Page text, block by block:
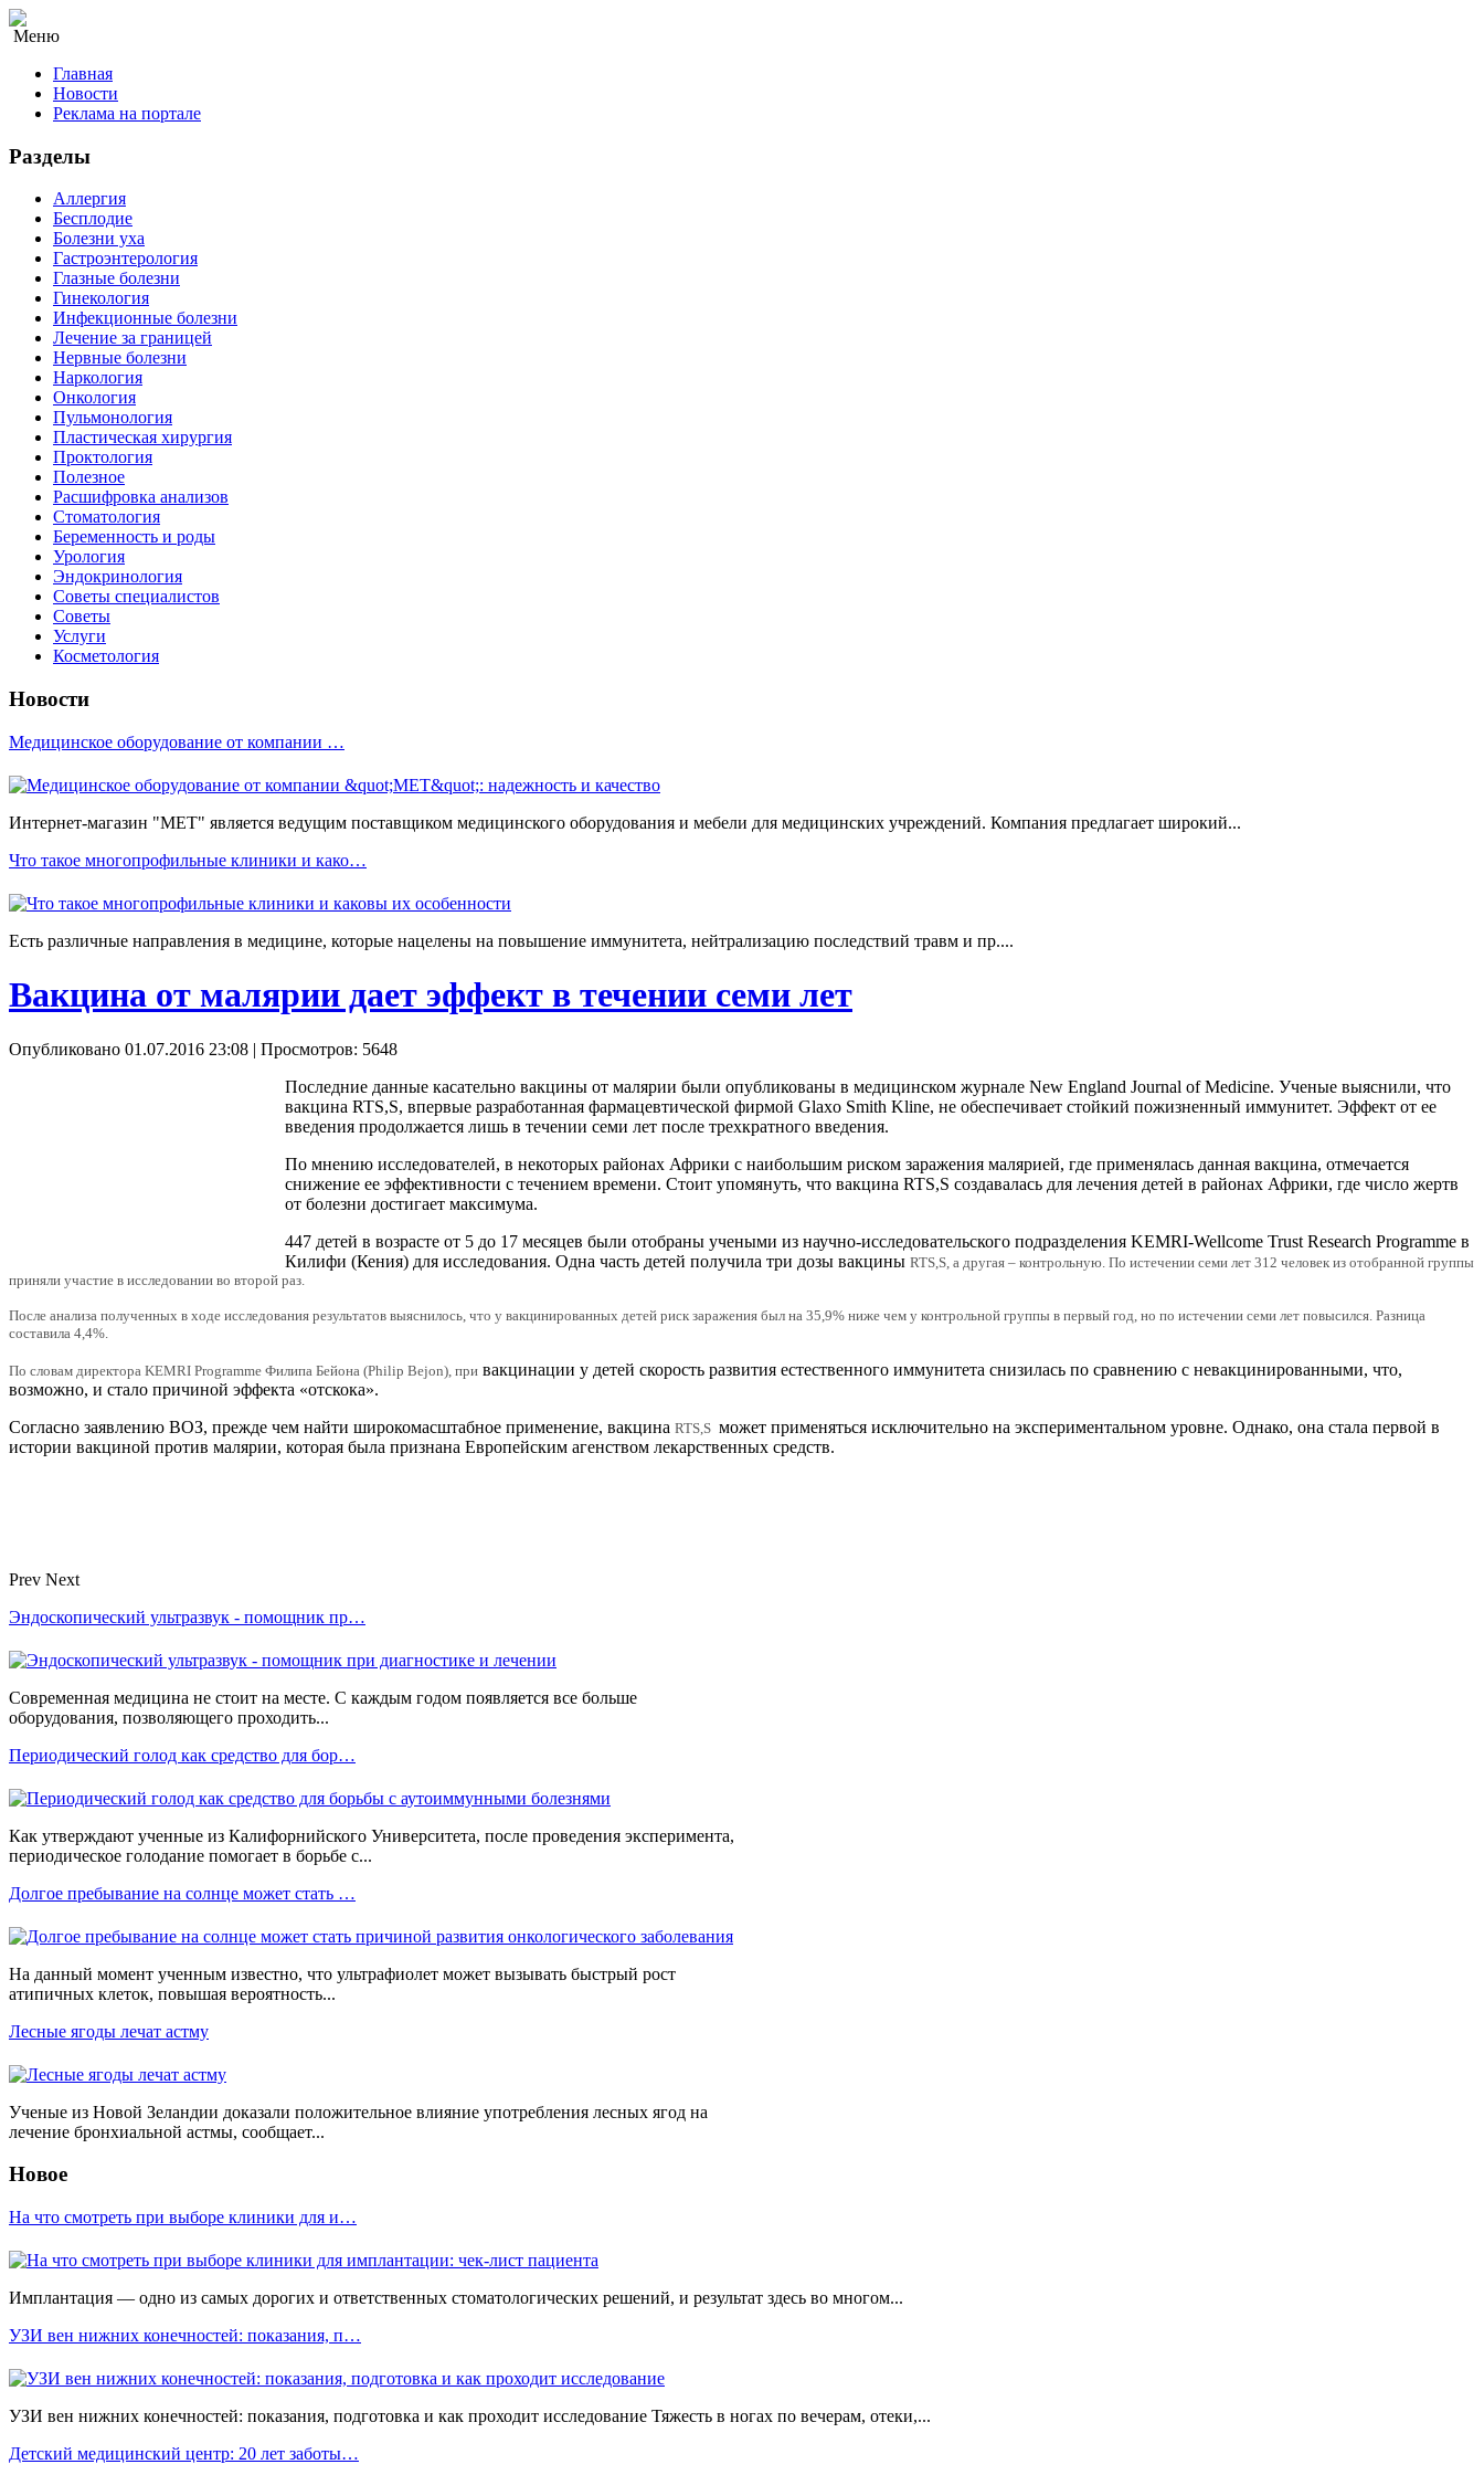
Меню
Главная
Новости
Реклама на портале
Разделы
Аллергия
Бесплодие
Болезни уха
Гастроэнтерология
Глазные болезни
Гинекология
Инфекционные болезни
Лечение за границей
Нервные болезни
Наркология
Онкология
Пульмонология
Пластическая хирургия
Проктология
Полезное
Расшифровка анализов
Стоматология
Беременность и роды
Урология
Эндокринология
Советы специалистов
Советы
Услуги
Косметология
Новости
Медицинское оборудование от компании …
Интернет-магазин "МЕТ" является ведущим поставщиком медицинского оборудования и мебели для медицинских учреждений. Компания предлагает широкий...
Что такое многопрофильные клиники и како…
Есть различные направления в медицине, которые нацелены на повышение иммунитета, нейтрализацию последствий травм и пр....
Вакцина от малярии дает эффект в течении семи лет
Опубликовано 01.07.2016 23:08 | Просмотров: 5648
Последние данные касательно вакцины от малярии были опубликованы в медицинском журнале New England Journal of Medicine. Ученые выяснили, что
вакцина RTS,S, впервые разработанная фармацевтической фирмой Glaxo Smith Kline, не обеспечивает стойкий пожизненный иммунитет. Эффект от ее
введения продолжается лишь в течении семи лет после трехкратного введения.
По мнению исследователей, в некоторых районах Африки с наибольшим риском заражения малярией, где применялась данная вакцина, отмечается
снижение ее эффективности с течением времени. Стоит упомянуть, что вакцина RTS,S создавалась для лечения детей в районах Африки, где число жертв
от болезни достигает максимума.
447 детей в возрасте от 5 до 17 месяцев были отобраны учеными из научно-исследовательского подразделения KEMRI-Wellcome Trust Research Programme в
Килифи (Кения) для исследования. Одна часть детей получила три дозы вакцины RTS,S, а другая – контрольную. По истечении семи лет 312 человек из отобранной группы
приняли участие в исследовании во второй раз.
После анализа полученных в ходе исследования результатов выяснилось, что у вакцинированных детей риск заражения был на 35,9% ниже чем у контрольной группы в первый год, но по истечении семи лет повысился. Разница
составила 4,4%.
По словам директора KEMRI Programme Филипа Бейона (Philip Bejon), при вакцинации у детей скорость развития естественного иммунитета снизилась по сравнению с невакцинированными, что,
возможно, и стало причиной эффекта «отскока».
Согласно заявлению ВОЗ, прежде чем найти широкомасштабное применение, вакцина RTS,S может применяться исключительно на экспериментальном уровне. Однако, она стала первой в
истории вакциной против малярии, которая была признана Европейским агенством лекарственных средств.
Prev Next
Эндоскопический ультразвук - помощник пр…
Современная медицина не стоит на месте. С каждым годом появляется все больше
оборудования, позволяющего проходить...
Периодический голод как средство для бор…
Как утверждают ученные из Калифорнийского Университета, после проведения эксперимента,
периодическое голодание помогает в борьбе с...
Долгое пребывание на солнце может стать …
На данный момент ученным известно, что ультрафиолет может вызывать быстрый рост
атипичных клеток, повышая вероятность...
Лесные ягоды лечат астму
Ученые из Новой Зеландии доказали положительное влияние употребления лесных ягод на
лечение бронхиальной астмы, сообщает...
Новое
На что смотреть при выборе клиники для и…
Имплантация — одно из самых дорогих и ответственных стоматологических решений, и результат здесь во многом...
УЗИ вен нижних конечностей: показания, п…
УЗИ вен нижних конечностей: показания, подготовка и как проходит исследование Тяжесть в ногах по вечерам, отеки,...
Детский медицинский центр: 20 лет заботы…